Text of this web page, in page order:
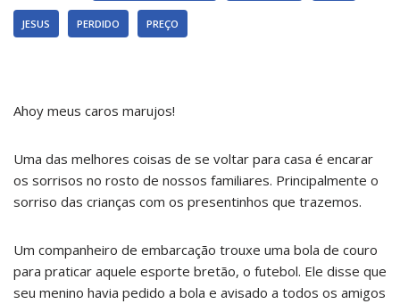
JESUS PERDIDO PREÇO
Ahoy meus caros marujos!
Uma das melhores coisas de se voltar para casa é encarar
os sorrisos no rosto de nossos familiares. Principalmente o
sorriso das crianças com os presentinhos que trazemos.
Um companheiro de embarcação trouxe uma bola de couro
para praticar aquele esporte bretão, o futebol. Ele disse que
seu menino havia pedido a bola e avisado a todos os amigos